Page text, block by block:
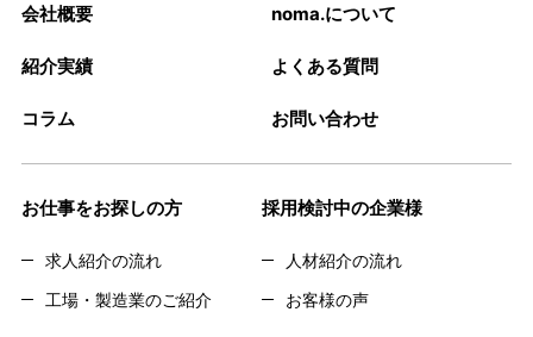
会社概要 noma.について
紹介実績 よくある質問
コラム お問い合わせ
お仕事をお探しの方
求人紹介の流れ
工場・製造業のご紹介
採用検討中の企業様
人材紹介の流れ
お客様の声